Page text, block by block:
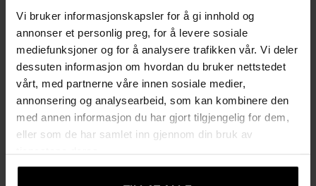
Vi bruker informasjonskapsler for å gi innhold og
annonser et personlig preg, for å levere sosiale
mediefunksjoner og for å analysere trafikken vår. Vi deler
dessuten informasjon om hvordan du bruker nettstedet
vårt, med partnerne våre innen sosiale medier,
annonsering og analysearbeid, som kan kombinere den
med annen informasjon du har gjort tilgjengelig for dem,
eller som de har samlet inn gjennom din bruk av
Praktisk holder for navneskilt som hjelper posten å
komme til riktig mottaker
Ekstra avisrom nederst for aviser, magasiner og reklame
Veggmontert modell – perfekt å plassere ved ytterdøren
Enkel montering med medfølgende skruer, plugger og